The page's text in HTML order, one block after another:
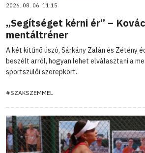
2026. 08. 06. 11:15
„Segítséget kérni ér” –
mentáltréner
A két kitűnő úszó, Sárkány Zalán és Zétény
beszélt arról, hogyan lehet elválasztani a
sportszülői szerepkört.
#SZAKSZEMMEL